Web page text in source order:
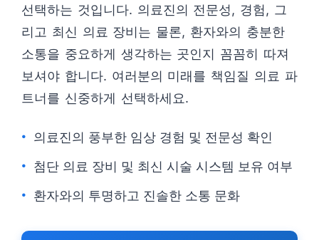
선택하는 것입니다. 의료진의 전문성, 경험, 그
리고 최신 의료 장비는 물론, 환자와의 충분한
소통을 중요하게 생각하는 곳인지 꼼꼼히 따져
보셔야 합니다. 여러분의 미래를 책임질 의료 파
트너를 신중하게 선택하세요.
의료진의 풍부한 임상 경험 및 전문성 확인
첨단 의료 장비 및 최신 시술 시스템 보유 여부
환자와의 투명하고 진솔한 소통 문화